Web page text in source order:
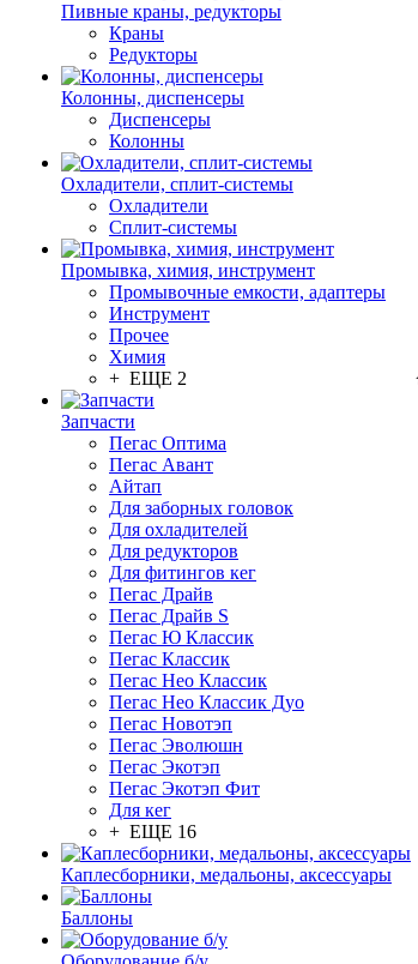
Пивные краны, редукторы
Краны
Редукторы
Колонны, диспенсеры
Диспенсеры
Колонны
Охладители, сплит-системы
Охладители
Сплит-системы
Промывка, химия, инструмент
Промывочные емкости, адаптеры
Инструмент
Прочее
Химия
+ ЕЩЕ 2
Запчасти
Пегас Оптима
Пегас Авант
Айтап
Для заборных головок
Для охладителей
Для редукторов
Для фитингов кег
Пегас Драйв
Пегас Драйв S
Пегас Ю Классик
Пегас Классик
Пегас Нео Классик
Пегас Нео Классик Дуо
Пегас Новотэп
Пегас Эволюшн
Пегас Экотэп
Пегас Экотэп Фит
Для кег
+ ЕЩЕ 16
Каплесборники, медальоны, аксессуары
Баллоны